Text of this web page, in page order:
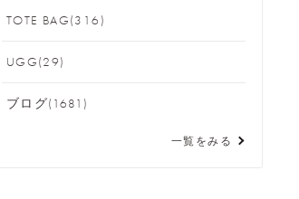
TOTE BAG(316)
UGG(29)
ブログ(1681)
一覧をみる